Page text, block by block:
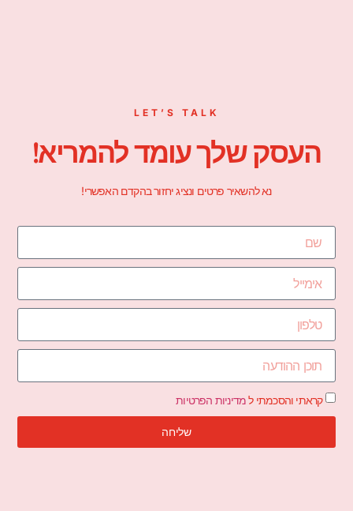
LET’S TALK
העסק שלך עומד להמריא!
נא להשאיר פרטים ונציג יחזור בהקדם האפשרי!
קראתי והסכמתי למדיניות הפרטיות
שליחה